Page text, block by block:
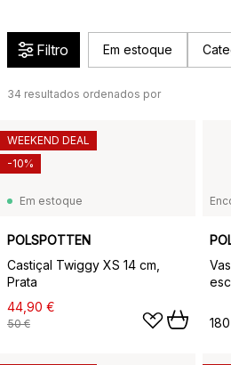
Filtro Em estoque
34 resultados ordenados por
Em estoque
POLSPOTTEN
Castiçal Twiggy XS 14 cm,
Prata
44,90 €
50 €
WEEKEND DEAL
-10%